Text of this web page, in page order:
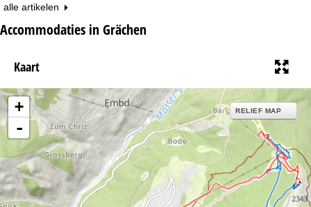
alle artikelen
Accommodaties in Grächen
Kaart
+
-
RELIEF MAP